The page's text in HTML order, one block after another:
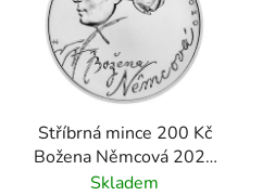
Stříbrná mince 200 Kč
Božena Němcová 2020
standard
Skladem